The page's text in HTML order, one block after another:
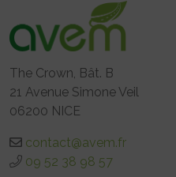
The Crown, Bât. B
21 Avenue Simone Veil
06200 NICE
contact@avem.fr
09 52 38 98 57